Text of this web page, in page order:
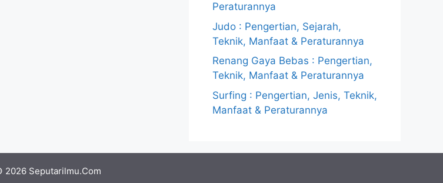
Peraturannya
Judo : Pengertian, Sejarah,
Teknik, Manfaat & Peraturannya
Renang Gaya Bebas : Pengertian,
Teknik, Manfaat & Peraturannya
Surfing : Pengertian, Jenis, Teknik,
Manfaat & Peraturannya
2026 Seputarilmu.Com